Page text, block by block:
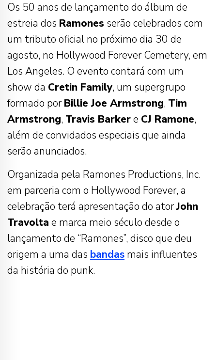
Os 50 anos de lançamento do álbum de
estreia dos Ramones serão celebrados com
um tributo oficial no próximo dia 30 de
agosto, no Hollywood Forever Cemetery, em
Los Angeles. O evento contará com um
show da Cretin Family, um supergrupo
formado por Billie Joe Armstrong, Tim
Armstrong, Travis Barkere CJ Ramone,
além de convidados especiais que ainda
serão anunciados.
Organizada pela Ramones Productions, Inc.
em parceria com o Hollywood Forever, a
celebração terá apresentação do atorJohn
Travolta e marca meio século desde o
lançamento de “Ramones”, disco que deu
origem a uma das bandas mais influentes
da história do punk.